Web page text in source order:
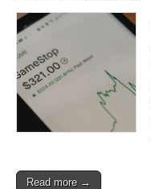
Read more →